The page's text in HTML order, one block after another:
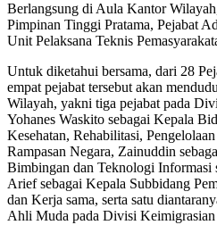
Berlangsung di Aula Kantor
Pimpinan Tinggi Pratama, Pejabat
Unit Pelaksana Teknis
Untuk diketahui bersama, dari 28
empat pejabat tersebut akan
Wilayah, yakni tiga pejabat pada
Yohanes Waskito sebagai Kepala
Kesehatan, Rehabilitasi,
Rampasan Negara, Zainuddin
Bimbingan dan Teknologi Informasi
Arief sebagai Kepala Subbidang
dan Kerja sama, serta satu
Ahli Muda pada Divisi